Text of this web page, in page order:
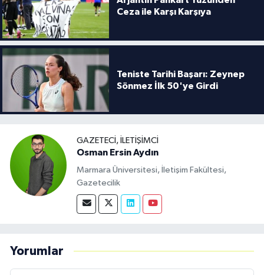
Ceza ile Karşı Karşıya
Teniste Tarihi Başarı: Zeynep
Sönmez İlk 50'ye Girdi
GAZETECI, İLETIŞIMCI
Osman Ersin Aydın
Marmara Üniversitesi, İletişim Fakültesi,
Gazetecilik
Yorumlar